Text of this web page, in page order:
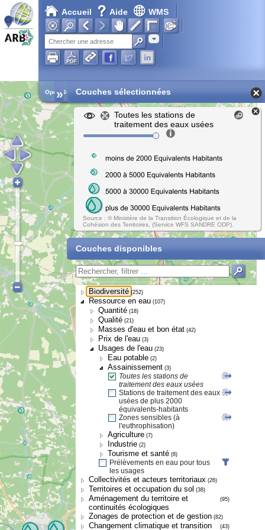
Accueil Aide WMS
Adresse
Open Street Map
» Couches sélectionnées
Toutes les stations de
traitement des eaux usées
Source : © Ministère de la Transition Écologique et de la
Cohésion des Territoires, (Service WFS SANDRE ODP).
Couches disponibles
Biodiversité (252)
Ressource en eau (107)
Quantité (18)
Qualité (21)
Masses d'eau et bon état (42)
Prix de l'eau (3)
Usages de l'eau (23)
Eau potable (2)
Assainissement (3)
Toutes les stations de
traitement des eaux usées
Stations de traitement des eaux
usées de plus 2000
équivalents-habitants
Zones sensibles (à
l'euthrophisation)
Agriculture (7)
Industrie (2)
Tourisme et santé (8)
Prélèvements en eau pour tous
les usages
Collectivités et acteurs territoriaux (26)
Territoires et occupation du sol (38)
Aménagement du territoire et
continuités écologiques
(95)
Zonages de protection et de gestion (82)
Changement climatique et transition (43)